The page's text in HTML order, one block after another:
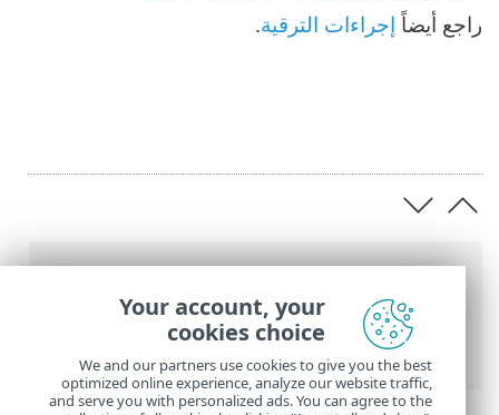
تعليمات ESET عبر الإنترنت >
ESET PROTECT
On-Prem
الترحيل وإعادة التثبيت
راجع أيضاً إجراءات الترقية.
Your account, your
cookies choice
We and our partners use cookies to give you the best
optimized online experience, analyze our website traffic,
and serve you with personalized ads. You can agree to the